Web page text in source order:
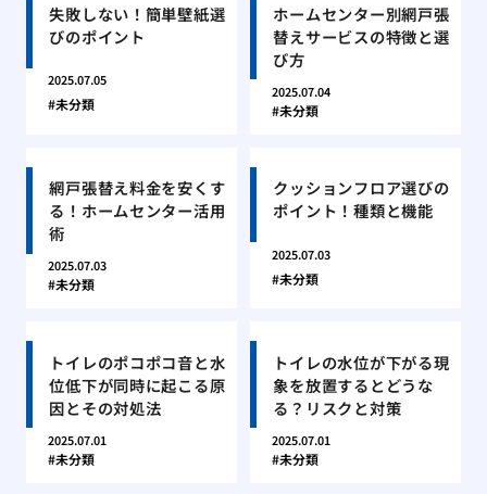
失敗しない！簡単壁紙選
びのポイント
2025.07.05
未分類
ホームセンター別網戸張
替えサービスの特徴と選
び方
2025.07.04
未分類
網戸張替え料金を安くす
る！ホームセンター活用
術
2025.07.03
未分類
クッションフロア選びの
ポイント！種類と機能
2025.07.03
未分類
トイレのポコポコ音と水
位低下が同時に起こる原
因とその対処法
2025.07.01
未分類
トイレの水位が下がる現
象を放置するとどうな
る？リスクと対策
2025.07.01
未分類